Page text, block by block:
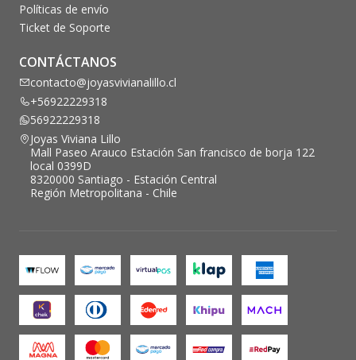
Políticas de envío
Ticket de Soporte
CONTÁCTANOS
contacto@joyasvivianalillo.cl
+56922229318
56922229318
Joyas Viviana Lillo
Mall Paseo Arauco Estación San francisco de borja 122
local 0399D
8320000 Santiago - Estación Central
Región Metropolitana - Chile